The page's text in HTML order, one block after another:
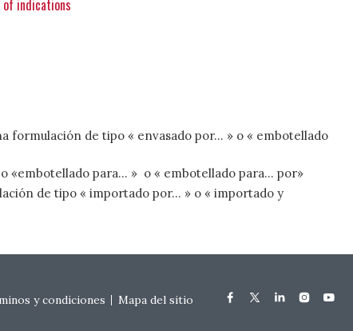
indications
formulación de tipo « envasado por... » o « embotellado
«embotellado para... » o « embotellado para... por»
de tipo « importado por... » o « importado y
y condiciones Mapa del sitio